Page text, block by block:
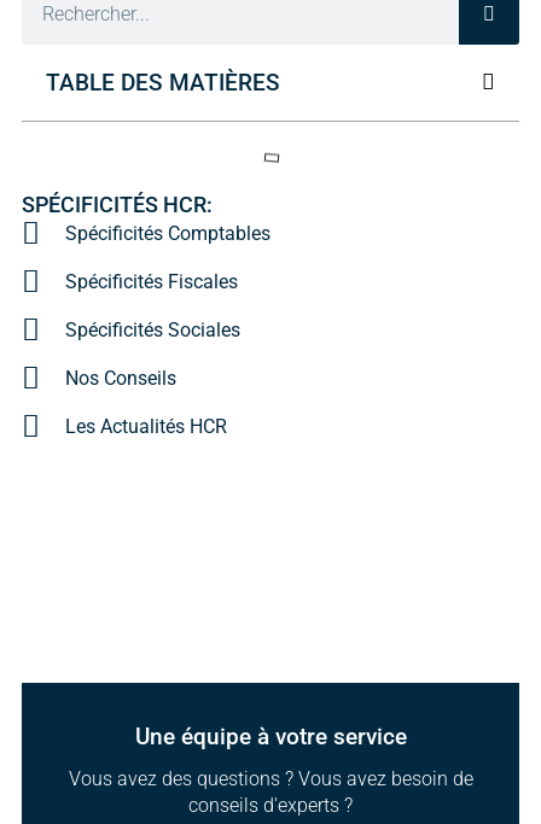
TABLE DES MATIÈRES
SPÉCIFICITÉS HCR:
Spécificités Comptables
Spécificités Fiscales
Spécificités Sociales
Nos Conseils
Les Actualités HCR
Une équipe à votre service
Vous avez des questions ? Vous avez besoin de
conseils d'experts ?